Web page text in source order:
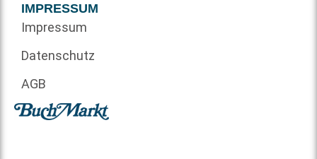
IMPRESSUM
Impressum
Datenschutz
AGB